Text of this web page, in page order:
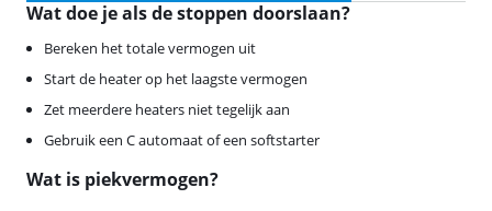
Wat doe je als de stoppen doorslaan?
Bereken het totale vermogen uit
Start de heater op het laagste vermogen
Zet meerdere heaters niet tegelijk aan
Gebruik een C automaat of een softstarter
Wat is piekvermogen?